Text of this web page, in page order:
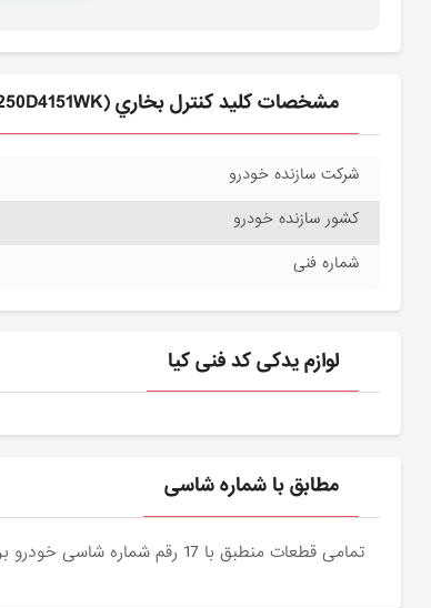
مشخصات كليد كنترل بخاري (97250D4151WK) کیا
شرکت سازنده خودرو
کشور سازنده خودرو
شماره فنی
لوازم یدکی کد فنی کیا
مطابق با شماره شاسی
تمامی قطعات منطبق با 17 رقم شماره شاسی خودرو بررسی می شوند و دقیقا نمونه اصلی آن برای مشتریان عزیز ارسال می شود.